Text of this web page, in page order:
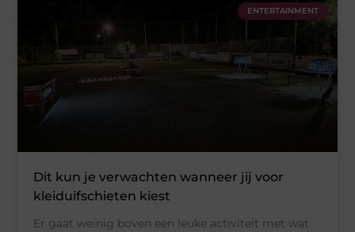
ENTERTAINMENT
Dit kun je verwachten wanneer jij voor
kleiduifschieten kiest
Er gaat weinig boven een leuke activiteit met wat